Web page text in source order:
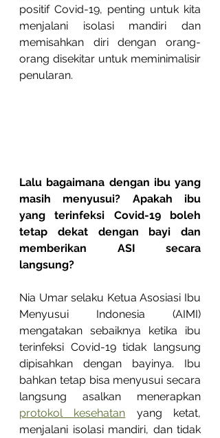
positif Covid-19, penting untuk kita
menjalani isolasi mandiri dan
memisahkan diri dengan orang-
orang disekitar untuk meminimalisir
penularan.
Lalu bagaimana dengan ibu yang
masih menyusui? Apakah ibu
yang terinfeksi Covid-19 boleh
tetap dekat dengan bayi dan
memberikan ASI secara
langsung?
Nia Umar selaku Ketua Asosiasi Ibu
Menyusui Indonesia (AIMI)
mengatakan sebaiknya ketika ibu
terinfeksi Covid-19 tidak langsung
dipisahkan dengan bayinya. Ibu
bahkan tetap bisa menyusui secara
protokol kesehatan yang ketat,
menjalani isolasi mandiri, dan tidak